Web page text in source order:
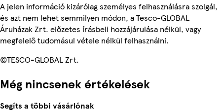
A jelen információ kizárólag személyes felhasználásra szolgál,
és azt nem lehet semmilyen módon, a Tesco-GLOBAL
Áruházak Zrt. előzetes írásbeli hozzájárulása nélkül, vagy
megfelelő tudomásul vétele nélkül felhasználni.
©TESCO-GLOBAL Zrt.
Még nincsenek értékelések
Segíts a többi vásárlónak